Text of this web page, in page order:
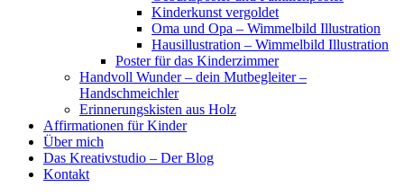
Kinderkunst vergoldet
Oma und Opa – Wimmelbild Illustration
Hausillustration – Wimmelbild Illustration
Poster für das Kinderzimmer
Handvoll Wunder – dein Mutbegleiter –
Handschmeichler
Erinnerungskisten aus Holz
Affirmationen für Kinder
Über mich
Das Kreativstudio – Der Blog
Kontakt